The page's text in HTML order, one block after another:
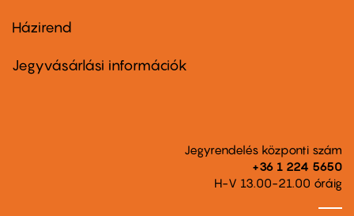
Footer
second
Házirend
Jegyvásárlási információk
Jegyrendelés központi szám
+36 1 224 5650
H-V 13.00-21.00 óráig